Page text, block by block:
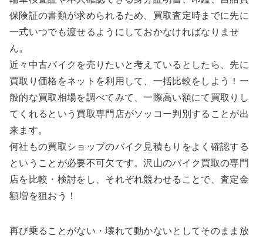
保険証の書類が求められるため、買取査定時までに先に
一式いつでも渡せるようにしておかなければなりませ
ん。
近々中古バイクを売りたいと考えているとしたら、先に
買取り価格をネットを利用して、一括比較をしよう！一
般的な買取相場を調べてみて、一際高い額にて買取りし
てくれるという買取専門店がソッコー判別することが出
来ます。
何社もの買取ショップのバイク見積もりをよく確認する
ということが必要不可欠です。沢山のバイク買取の専門
店を比較・検討をし、それぞれ競わせることで、査定金
額増を狙おう！
再び乗ることがない・壊れて動かないとしてそのまま放